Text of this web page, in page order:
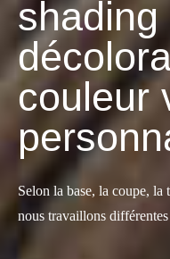
shading
couleur
Selon la base, la coupe, la
nous travaillons